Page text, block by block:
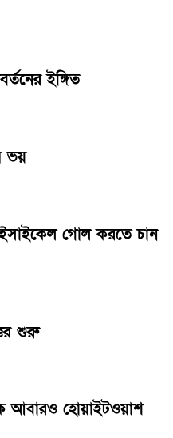
ইঙ্গিত
ভয়
গোল করতে চান
শুরু
আবারও হোয়াইটওয়াশ